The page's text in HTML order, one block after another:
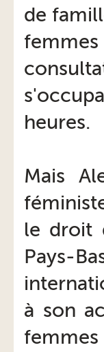
de
heures.
Mais
le droit
Pays-
à son